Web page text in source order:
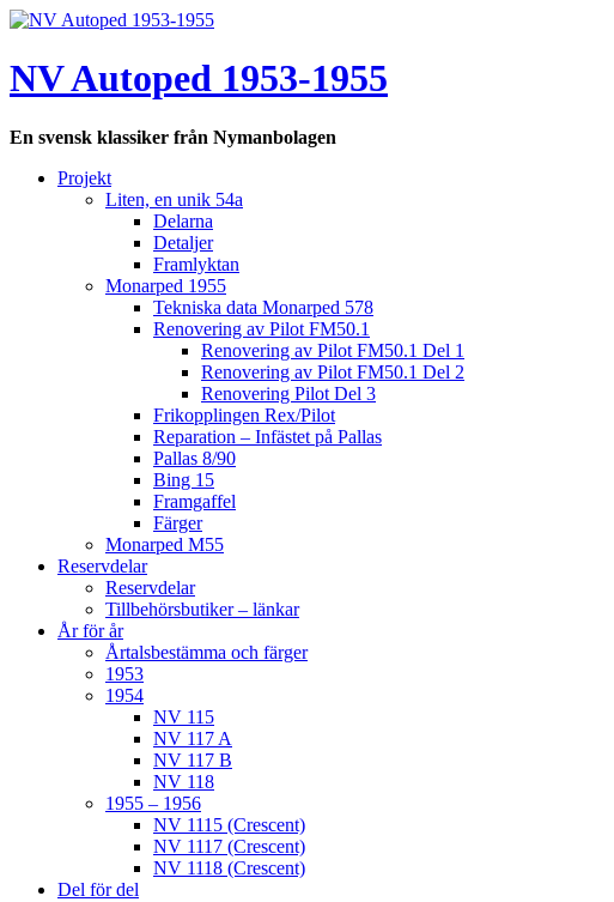
Hoppa
innehåll
NV Autoped 1953-1955
En svensk klassiker från Nymanbolagen
Projekt
Liten, en unik 54a
Delarna
Detaljer
Framlyktan
Monarped 1955
Tekniska data Monarped 578
Renovering av Pilot FM50.1
Renovering av Pilot FM50.1 Del 1
Renovering av Pilot FM50.1 Del 2
Renovering Pilot Del 3
Frikopplingen Rex/Pilot
Reparation – Infästet på Pallas
Pallas 8/90
Bing 15
Framgaffel
Färger
Monarped M55
Reservdelar
Reservdelar
Tillbehörsbutiker – länkar
År för år
Årtalsbestämma och färger
1953
1954
NV 115
NV 117 A
NV 117 B
NV 118
1955 – 1956
NV 1115 (Crescent)
NV 1117 (Crescent)
NV 1118 (Crescent)
Del för del